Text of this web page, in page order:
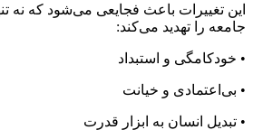
این تغییرات باعث فجایعی می‌شود که نه
جامعه را تهدید می‌کند:
• خودکامگی و استبداد
• بی‌اعتمادی و خیانت
• تبدیل انسان به ابزار قدرت